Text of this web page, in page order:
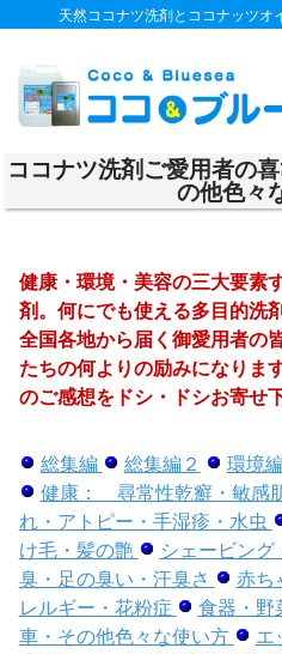
天然ココナツ洗剤とココナッツオ
ココナツ洗剤ご愛用者の
の他色々
健康・環境・美容の三大要素
剤。何にでも使える多目的洗
全国各地から届く御愛用者の
たちの何よりの励みになりま
のご感想をドシ・ドシお寄せ
総集編 総集編２
環境
健康： 尋常性乾癬・敏感
れ・アトピー・手湿疹・水虫
け毛・髪の艶
シェービン
臭・足の臭い・汗臭さ
赤ち
レルギー・花粉症
食器・野
車・その他色々な使い方
エ